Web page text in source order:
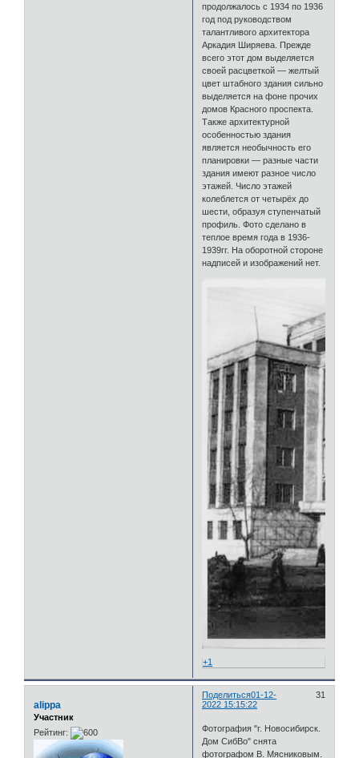
продолжалось с 1934 по 1936
год под руководством
талантливого архитектора
Аркадия Ширяева. Прежде
всего этот дом выделяется
своей расцветкой — желтый
цвет штабного здания сильно
выделяется на фоне прочих
домов Красного проспекта.
Также архитектурной
особенностью здания
является необычность его
планировки — разные части
здания имеют разное число
этажей. Число этажей
колеблется от четырёх до
шести, образуя ступенчатый
профиль. Фото сделано в
теплое время года в 1936-
1939гг. На оборотной стороне
надписей и изображений нет.
+1
Поделиться 31
01-12-
2022 15:15:22
alippa
Участник
Рейтинг:
Фотография "г. Новосибирск.
Дом СибВо" снята
фотографом В. Мясниковым.